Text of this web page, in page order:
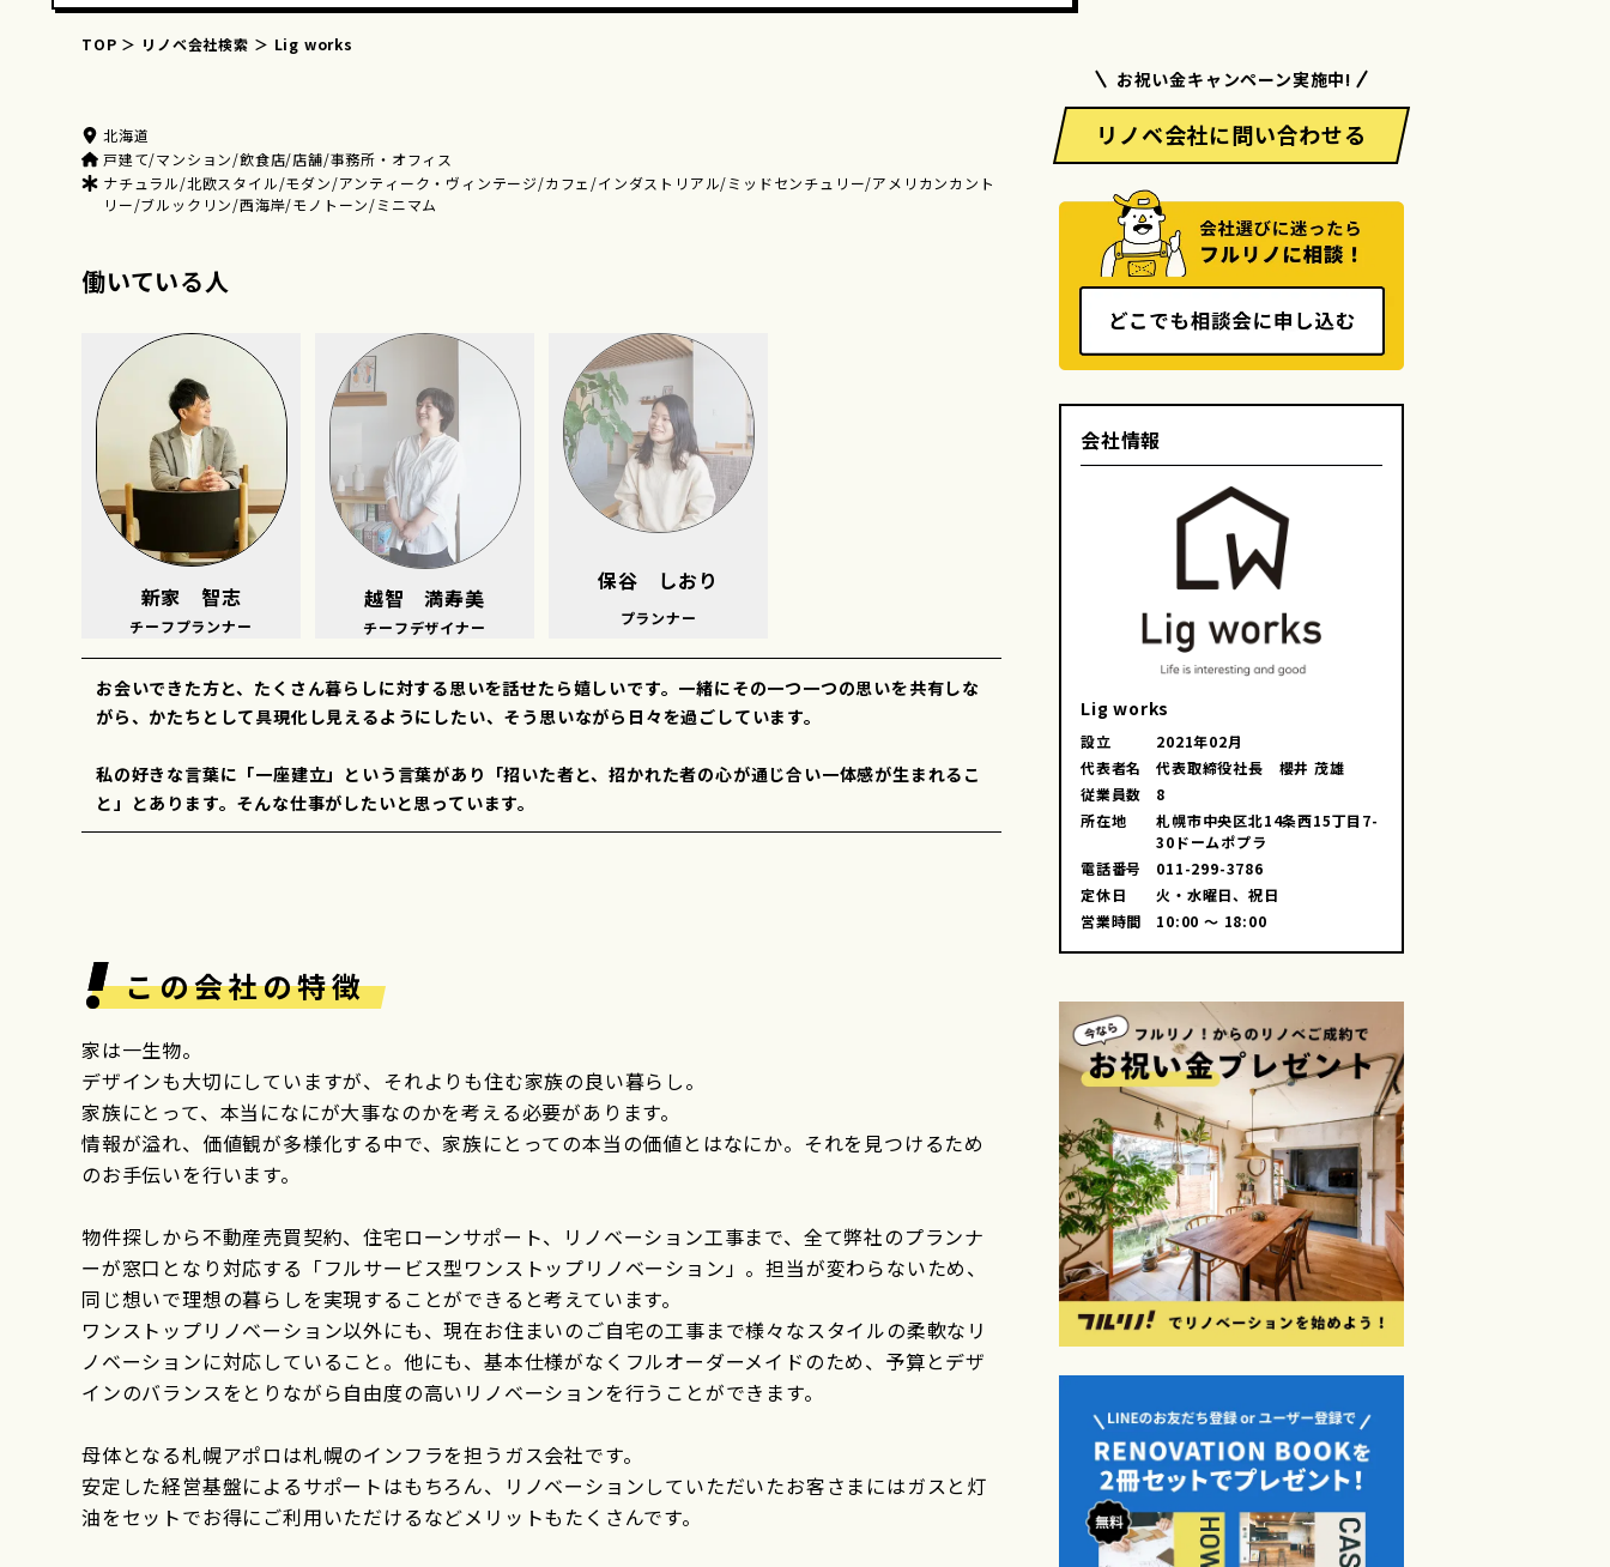
TOP リノベ会社検索 Lig works
北海道
戸建て/マンション/飲食店/店舗/事務所・オフィス
ナチュラル/北欧スタイル/モダン/アンティーク・ヴィンテージ/カフェ/インダストリアル/ミッドセンチュリー/アメリカンカント
リー/ブルックリン/西海岸/モノトーン/ミニマム
働いている人
新家 智志
チーフプランナー
越智 満寿美
チーフデザイナー
保谷 しおり
プランナー
お会いできた方と、たくさん暮らしに対する思いを話せたら嬉しいです。一緒にその一つ一つの思いを共有しな
がら、かたちとして具現化し見えるようにしたい、そう思いながら日々を過ごしています。
私の好きな言葉に「一座建立」という言葉があり「招いた者と、招かれた者の心が通じ合い一体感が生まれるこ
と」とあります。そんな仕事がしたいと思っています。
この会社の特徴
家は一生物。
デザインも大切にしていますが、それよりも住む家族の良い暮らし。
家族にとって、本当になにが大事なのかを考える必要があります。
情報が溢れ、価値観が多様化する中で、家族にとっての本当の価値とはなにか。それを見つけるため
のお手伝いを行います。
物件探しから不動産売買契約、住宅ローンサポート、リノベーション工事まで、全て弊社のプランナ
ーが窓口となり対応する「フルサービス型ワンストップリノベーション」。担当が変わらないため、
同じ想いで理想の暮らしを実現することができると考えています。
ワンストップリノベーション以外にも、現在お住まいのご自宅の工事まで様々なスタイルの柔軟なリ
ノベーションに対応していること。他にも、基本仕様がなくフルオーダーメイドのため、予算とデザ
インのバランスをとりながら自由度の高いリノベーションを行うことができます。
母体となる札幌アポロは札幌のインフラを担うガス会社です。
安定した経営基盤によるサポートはもちろん、リノベーションしていただいたお客さまにはガスと灯
油をセットでお得にご利用いただけるなどメリットもたくさんです。
お祝い金キャンペーン実施中!
リノベ会社に問い合わせる
会社情報
Lig works
設立
2021年02月
代表者名
代表取締役社長 櫻井 茂雄
従業員数
8
所在地
札幌市中央区北14条西15丁目7-
30ドームポプラ
電話番号
011-299-3786
定休日
火・水曜日、祝日
営業時間
10:00 ～ 18:00